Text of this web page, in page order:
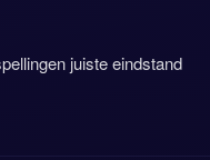
juiste eindstand